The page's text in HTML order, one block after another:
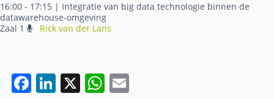
16:00 - 17:15 | Integratie van big data technologie binnen de
datawarehouse-omgeving
Zaal 1
Rick van der Lans
F Li X W